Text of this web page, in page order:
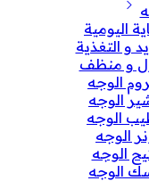
اليومية
و التغذية
و منظف
الوجه
الوجه
الوجه
الوجه
الوجه
الوجه